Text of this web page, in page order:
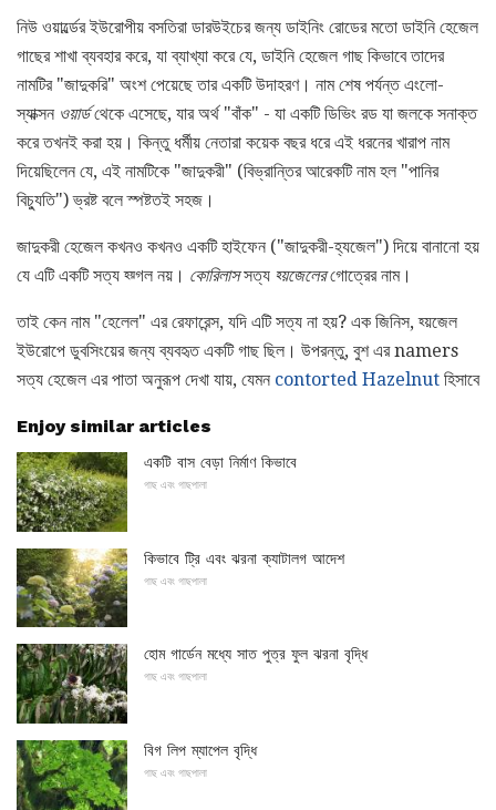
নিউ ওয়ার্ল্ডের ইউরোপীয় বসতিরা ডারউইচের জন্য ডাইনিং রোডের মতো ডাইনি হেজেল
গাছের শাখা ব্যবহার করে, যা ব্যাখ্যা করে যে, ডাইনি হেজেল গাছ কিভাবে তাদের
নামটির "জাদুকরি" অংশ পেয়েছে তার একটি উদাহরণ। নাম শেষ পর্যন্ত এংলো-
স্যাক্সন ওয়ার্ডথেকে এসেছে, যার অর্থ "বাঁক" - যা একটি ডিভিং রড যা জলকে সনাক্ত
করে তখনই করা হয়। কিন্তু ধর্মীয় নেতারা কয়েক বছর ধরে এই ধরনের খারাপ নাম
দিয়েছিলেন যে, এই নামটিকে "জাদুকরী" (বিভ্রান্তির আরেকটি নাম হল "পানির
বিচ্যুতি") ভ্রষ্ট বলে স্পষ্টতই সহজ।
জাদুকরী হেজেল কখনও কখনও একটি হাইফেন ("জাদুকরী-হ্যজেল") দিয়ে বানানো হয়
যে এটি একটি সত্য হ্য়্গল নয়। কোরিলাসসত্য হ্য়জেলেরগোত্রের নাম।
তাই কেন নাম "হেলেল" এর রেফারেন্স, যদি এটি সত্য না হয়? এক জিনিস, হ্য়জেল
ইউরোপে ডুবসিংয়ের জন্য ব্যবহৃত একটি গাছ ছিল। উপরন্তু, বুশ এর namers
সত্য হেজেল এর পাতা অনুরূপ দেখা যায়, যেমন contorted Hazelnut হিসাবে
Enjoy similar articles
একটি বাস বেড়া নির্মাণ কিভাবে
গাছ এবং গাছপালা
কিভাবে ট্রি এবং ঝরনা ক্যাটালগ আদেশ
গাছ এবং গাছপালা
হোম গার্ডেন মধ্যে সাত পুত্র ফুল ঝরনা বৃদ্ধি
গাছ এবং গাছপালা
বিগ লিপ ম্যাপেল বৃদ্ধি
গাছ এবং গাছপালা